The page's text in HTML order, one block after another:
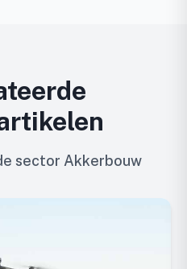
sector Akkerbouw